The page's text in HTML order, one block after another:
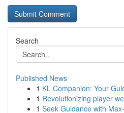
Search
Published News
1 KL Companion: Your
1 Revolutionizing player
1 Seek Guidance with